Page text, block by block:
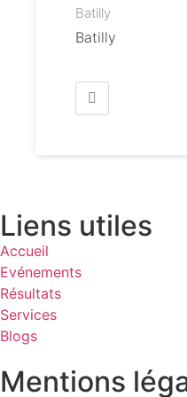
Batilly
Batilly
Liens utiles
Accueil
Evénements
Résultats
Services
Blogs
Mentions